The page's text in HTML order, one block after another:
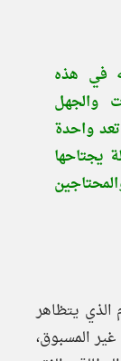
في هذه
والجهل
واحدة
يجتاحها
يتظاهر
غير المسبوق،